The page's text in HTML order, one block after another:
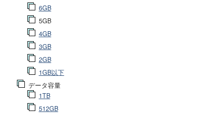
6GB
5GB
4GB
3GB
2GB
1GB以下
データ容量
1TB
512GB